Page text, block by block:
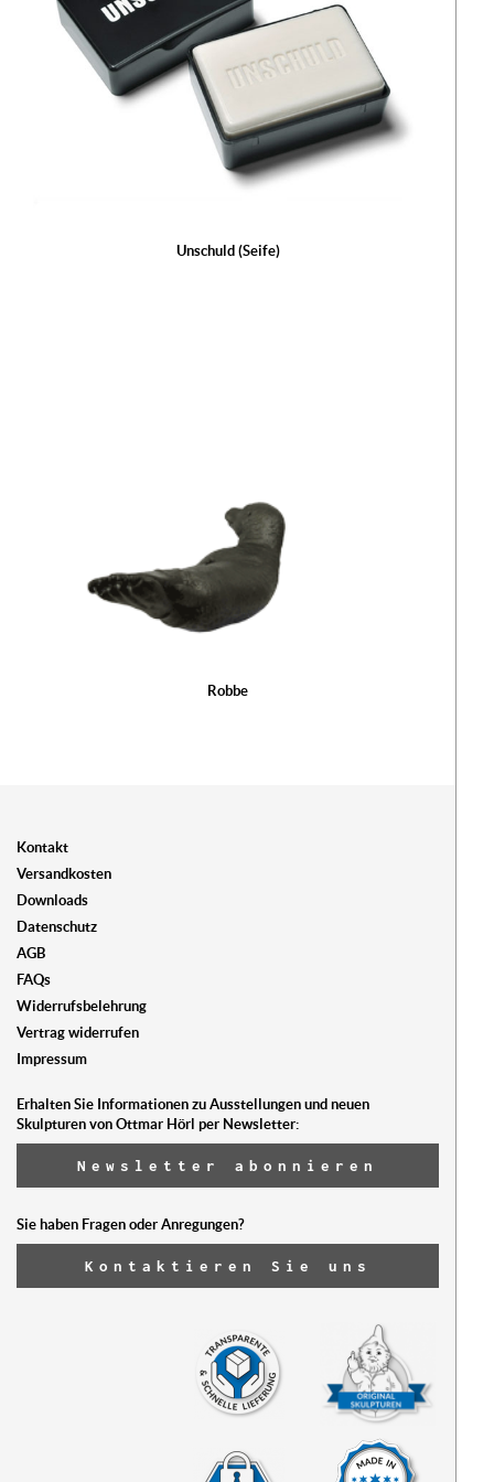
Unschuld (Seife)
Robbe
Kontakt
Versandkosten
Downloads
Datenschutz
AGB
FAQs
Widerrufsbelehrung
Vertrag widerrufen
Impressum
Erhalten Sie Informationen zu Ausstellungen und neuen
Skulpturen von Ottmar Hörl per Newsletter:
Newsletter abonnieren
Sie haben Fragen oder Anregungen?
Kontaktieren Sie uns